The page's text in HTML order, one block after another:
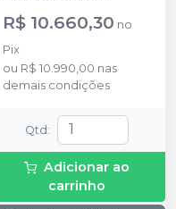
baterias recarregáveis, 1
carregador, 50 barreiras
protetoras, 1 suporte, 1
protetor de luz.
R$ 10.660,30 no
Pix
ou R$ 10.990,00 nas
demais condições
Qtd :
Adicionar ao
carrinho